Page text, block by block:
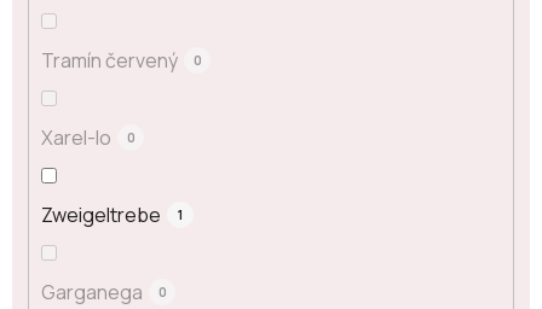
Tramín červený 0
Xarel-lo 0
Zweigeltrebe 1
Garganega 0